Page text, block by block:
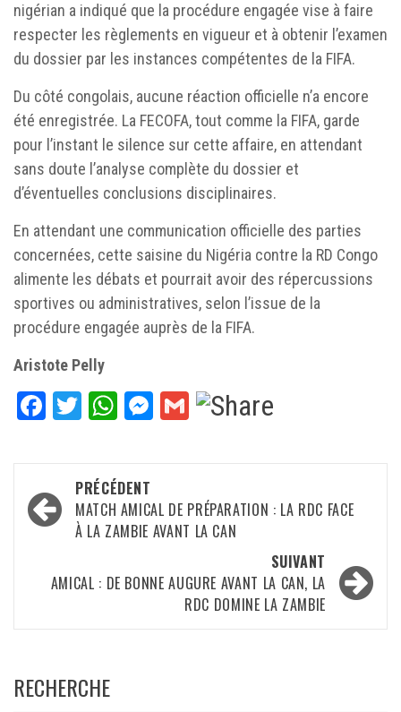
nigérian a indiqué que la procédure engagée vise à faire
respecter les règlements en vigueur et à obtenir l’examen
du dossier par les instances compétentes de la FIFA.
Du côté congolais, aucune réaction officielle n’a encore
été enregistrée. La FECOFA, tout comme la FIFA, garde
pour l’instant le silence sur cette affaire, en attendant
sans doute l’analyse complète du dossier et
d’éventuelles conclusions disciplinaires.
En attendant une communication officielle des parties
concernées, cette saisine du Nigéria contre la RD Congo
alimente les débats et pourrait avoir des répercussions
sportives ou administratives, selon l’issue de la
procédure engagée auprès de la FIFA.
Aristote Pelly
Facebook
TwitterWhatsApp
Messenger
Gmail
Navigation
d’article
PRÉCÉDENT
MATCH AMICAL DE PRÉPARATION : LA RDC FACE
À LA ZAMBIE AVANT LA CAN
SUIVANT
AMICAL : DE BONNE AUGURE AVANT LA CAN, LA
RDC DOMINE LA ZAMBIE
RECHERCHE